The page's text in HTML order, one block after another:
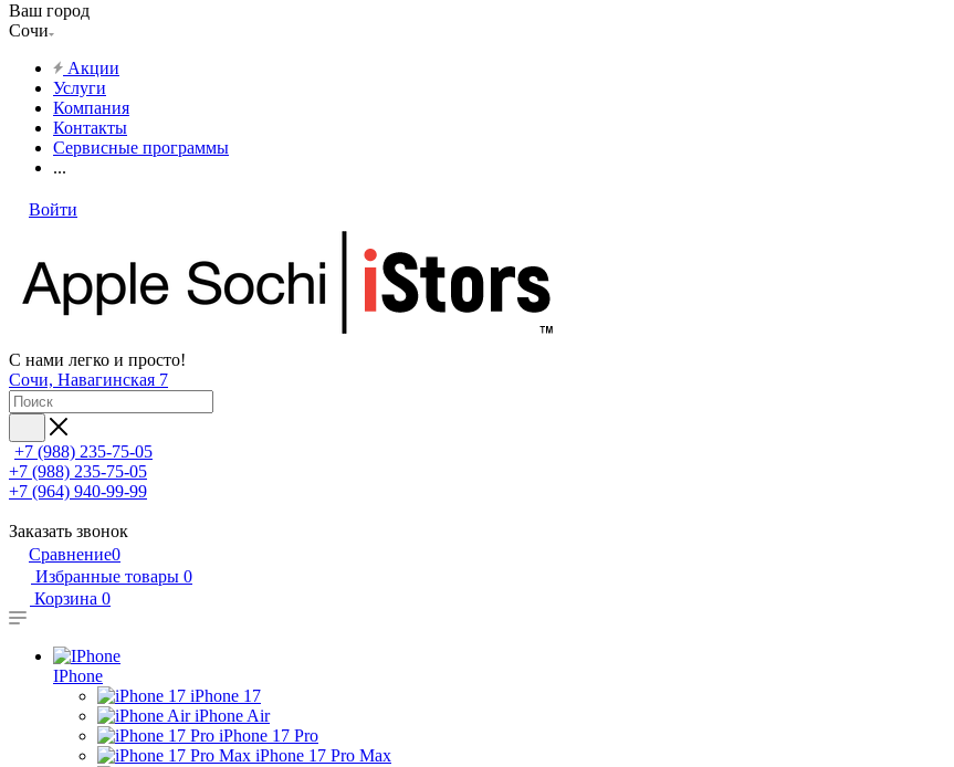
Ваш город
Сочи
Акции
Услуги
Компания
Контакты
Сервисные программы
...
Войти
С нами легко и просто!
Сочи, Навагинская 7
+7 (988) 235-75-05
+7 (988) 235-75-05
+7 (964) 940-99-99
Заказать звонок
Сравнение0
Избранные товары 0
Корзина 0
IPhone
iPhone 17
iPhone Air
iPhone 17 Pro
iPhone 17 Pro Max